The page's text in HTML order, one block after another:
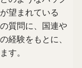
望まれている
質問に、国連や
経験をもとに、
す。